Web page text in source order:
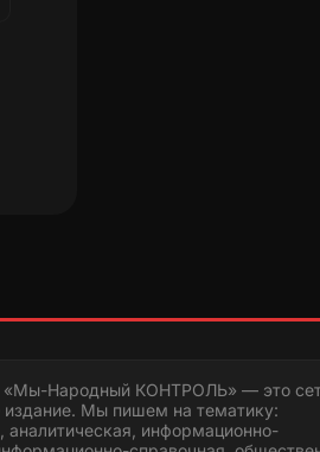
«Мы-Народный КОНТРОЛЬ» — это
издание. Мы пишем на тематику:
аналитическая, информационно-